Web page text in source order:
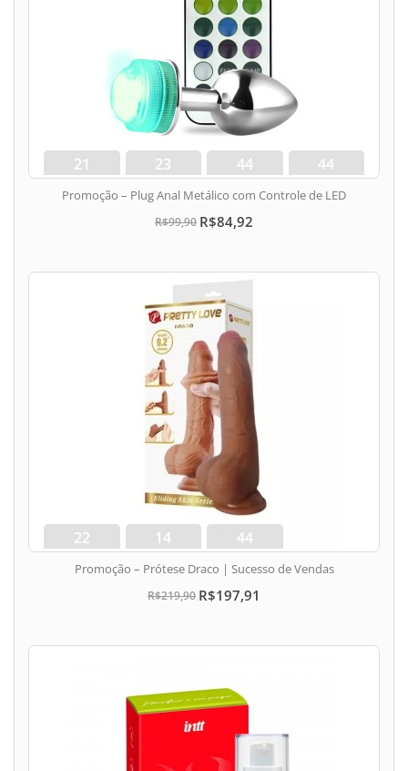
21
dias
23
hora
44
min
43
seg
Promoção – Plug Anal Metálico com Controle de LED
R$99,90 R$84,92
22
dias
14
min
43
seg
Promoção – Prótese Draco | Sucesso de Vendas
R$219,90 R$197,91